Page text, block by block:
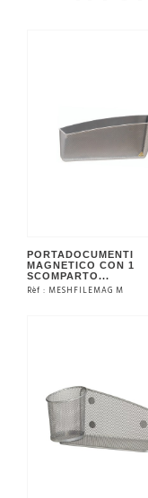
PORTADOCUMENTI
MAGNETICO CON 1
SCOMPARTO...
Rèf : MESHFILEMAG M